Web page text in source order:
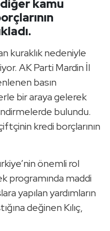
kamu
kuraklık nedeniyle
AK Parti Mardin İl
basın
bir araya gelerek
bulundu.
kredi borçlarının
önemli rol
programında maddi
yapılan yardımların
değinen Kılıç,